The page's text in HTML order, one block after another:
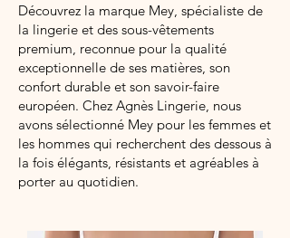
Découvrez la marque Mey, spécialiste de
la lingerie et des sous-vêtements
premium, reconnue pour la qualité
exceptionnelle de ses matières, son
confort durable et son savoir-faire
européen. Chez Agnès Lingerie, nous
avons sélectionné Mey pour les femmes et
les hommes qui recherchent des dessous à
la fois élégants, résistants et agréables à
porter au quotidien.